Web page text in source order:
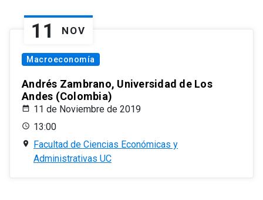
11 NOV
Macroeconomía
Andrés Zambrano, Universidad de Los
Andes (Colombia)
11 de Noviembre de 2019
13:00
Facultad de Ciencias Económicas y
Administrativas UC